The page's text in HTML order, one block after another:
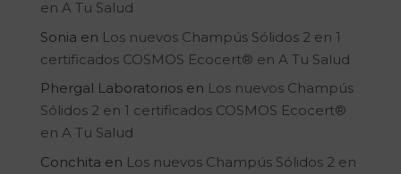
en A Tu Salud
Sonia en Los nuevos Champús Sólidos 2 en 1
certificados COSMOS Ecocert® en A Tu Salud
Phergal Laboratoriosen Los nuevos Champús
Sólidos 2 en 1 certificados COSMOS Ecocert®
en A Tu Salud
Conchita en Los nuevos Champús Sólidos 2 en